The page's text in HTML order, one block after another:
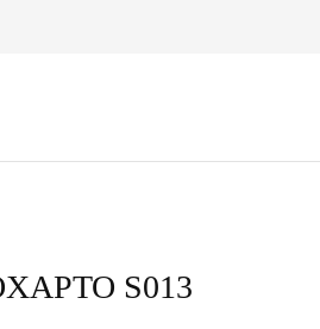
S013